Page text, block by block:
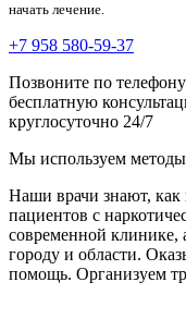
начать лечение.
+7 958 580-59-37
Позвоните по
бесплатную
круглосуточно 24/7
Мы используем
Наши врачи знают,
пациентов с
современной клинике,
городу и области.
помощь. Организуем